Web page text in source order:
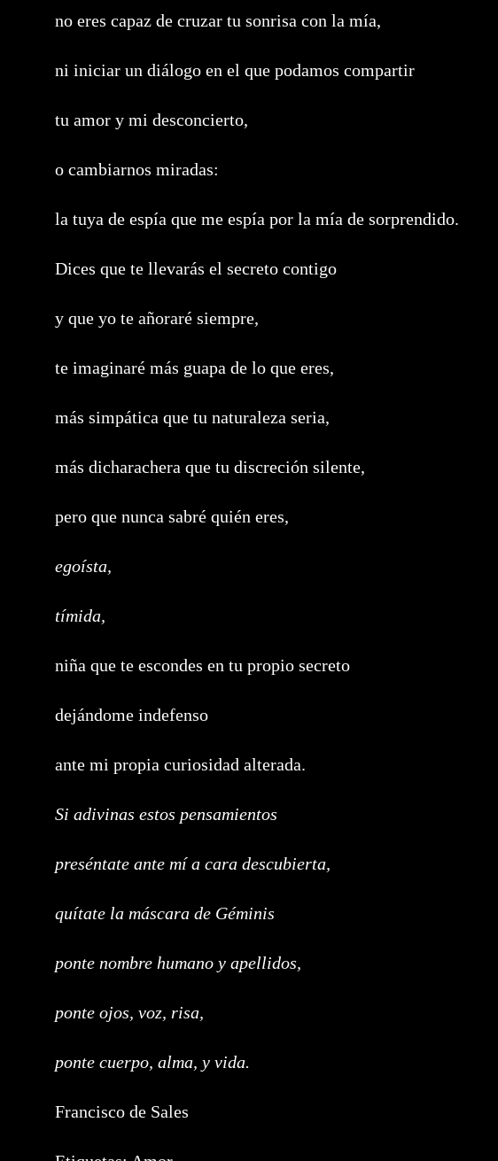
no eres capaz de cruzar tu sonrisa con la mía,
ni iniciar un diálogo en el que podamos compartir
tu amor y mi desconcierto,
o cambiarnos miradas:
la tuya de espía que me espía por la mía de sorprendido.
Dices que te llevarás el secreto contigo
y que yo te añoraré siempre,
te imaginaré más guapa de lo que eres,
más simpática que tu naturaleza seria,
más dicharachera que tu discreción silente,
pero que nunca sabré quién eres,
egoísta,
tímida,
niña que te escondes en tu propio secreto
dejándome indefenso
ante mi propia curiosidad alterada.
Si adivinas estos pensamientos
preséntate ante mí a cara descubierta,
quítate la máscara de Géminis
ponte nombre humano y apellidos,
ponte ojos, voz, risa,
ponte cuerpo, alma, y vida.
Francisco de Sales